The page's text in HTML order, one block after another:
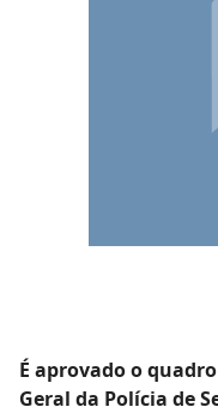
É aprovado o
Geral da Polícia de